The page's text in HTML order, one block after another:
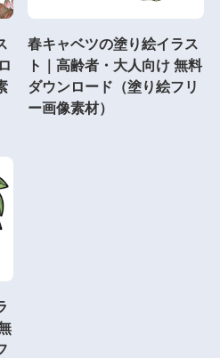
春キャベツの塗り絵イラス
ト｜高齢者・大人向け 無料
ダウンロード（塗り絵フリ
ー画像素材）